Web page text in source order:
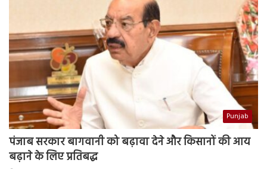
Punjab
पंजाब सरकार बागवानी को बढ़ावा देने और किसानों की आय
बढ़ाने के लिए प्रतिबद्ध